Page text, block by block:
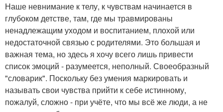
Наше невнимание к телу, к чувствам начинается в
глубоком детстве, там, где мы травмированы
ненадлежащим уходом и воспитанием, плохой или
недостаточной связью с родителями. Это большая и
важная тема, но здесь я хочу всего лишь привести
список эмоций - разумеется, неполный. Своеобразный
"словарик". Поскольку без умения маркировать и
называть свои чувства прийти к себе истинному,
пожалуй, сложно - при учёте, что мы всё же люди, а не